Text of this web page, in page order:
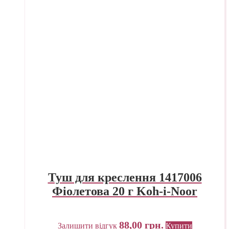
Туш для креслення 1417006
Фіолетова 20 г Koh-i-Noor
Залишити відгук 88,00 грн. Купити